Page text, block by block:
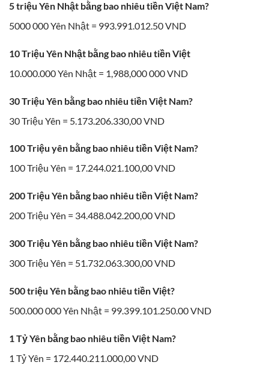
5 triệu Yên Nhật bằng bao nhiêu tiền Việt Nam?
5000 000 Yên Nhật = 993.991.012.50 VND
10 Triệu Yên Nhật bằng bao nhiêu tiền Việt
10.000.000 Yên Nhật = 1,988,000 000 VND
30 Triệu Yên bằng bao nhiêu tiền Việt Nam?
30 Triệu Yên = 5.173.206.330,00 VND
100 Triệu yên bằng bao nhiêu tiền Việt Nam?
100 Triệu Yên = 17.244.021.100,00 VND
200 Triệu Yên bằng bao nhiêu tiền Việt Nam?
200 Triệu Yên = 34.488.042.200,00 VND
300 Triệu Yên bằng bao nhiêu tiền Việt Nam?
300 Triệu Yên = 51.732.063.300,00 VND
500 triệu Yên bằng bao nhiêu tiền Việt?
500.000 000 Yên Nhật = 99.399.101.250.00 VND
1 Tỷ Yên bằng bao nhiêu tiền Việt Nam?
1 Tỷ Yên = 172.440.211.000,00 VND